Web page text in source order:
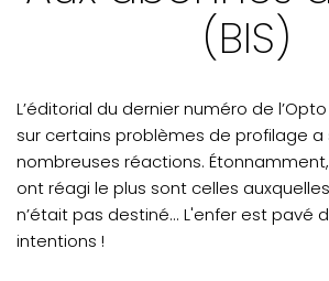
(BIS)
L’éditorial du dernier numéro de
sur certains problèmes de profilage a
nombreuses réactions.
ont réagi le plus sont celles
n’était pas destiné... L'enfer est pavé
intentions !